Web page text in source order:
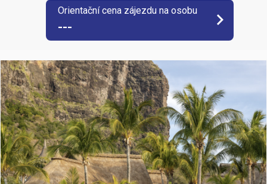
Orientační cena zájezdu na osobu
--- keyboard_arrow_right